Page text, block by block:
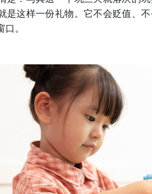
是这样一份礼物。它不会贬值、
。